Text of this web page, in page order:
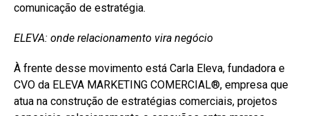
comunicação de estratégia.
ELEVA: onde relacionamento vira negócio
À frente desse movimento está Carla Eleva, fundadora e
CVO da ELEVA MARKETING COMERCIAL®️, empresa que
atua na construção de estratégias comerciais, projetos